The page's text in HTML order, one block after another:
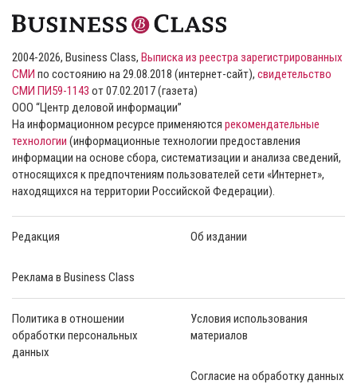
2004-2026, Business Class, Выписка из реестра зарегистрированных
СМИ по состоянию на 29.08.2018 (интернет-сайт), свидетельство
СМИ ПИ59-1143 от 07.02.2017 (газета)
ООО “Центр деловой информации”
На информационном ресурсе применяются рекомендательные
технологии (информационные технологии предоставления
информации на основе сбора, систематизации и анализа сведений,
относящихся к предпочтениям пользователей сети «Интернет»,
находящихся на территории Российской Федерации).
Редакция Об издании
Реклама в Business Class
Политика в отношении
обработки персональных
данных
Условия использования
материалов
Согласие на обработку данных